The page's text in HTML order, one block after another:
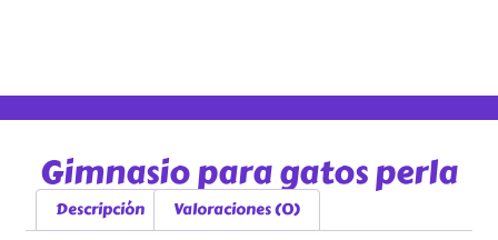
Gimnasio para gatos perla
Descripción Valoraciones (0)